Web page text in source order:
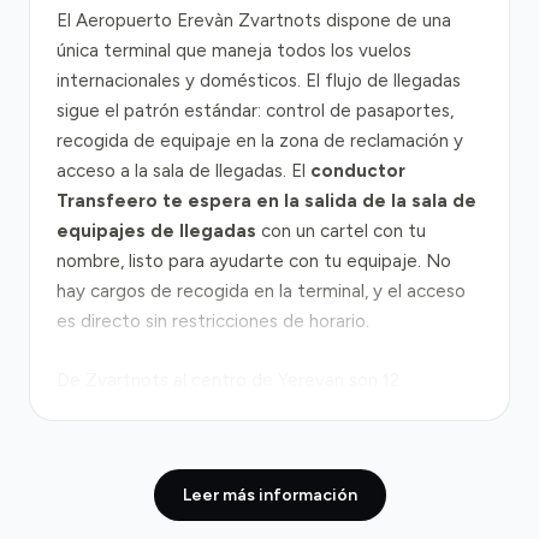
El Aeropuerto Erevàn Zvartnots dispone de una
única terminal que maneja todos los vuelos
internacionales y domésticos. El flujo de llegadas
sigue el patrón estándar: control de pasaportes,
recogida de equipaje en la zona de reclamación y
acceso a la sala de llegadas. El conductor
Transfeero te espera en la salida de la sala de
equipajes de llegadas con un cartel con tu
nombre, listo para ayudarte con tu equipaje. No
hay cargos de recogida en la terminal, y el acceso
es directo sin restricciones de horario.
En condiciones normales, el trayecto toma 20 a 25
minutos, pero durante las horas punta de Yerevan
Leer más información